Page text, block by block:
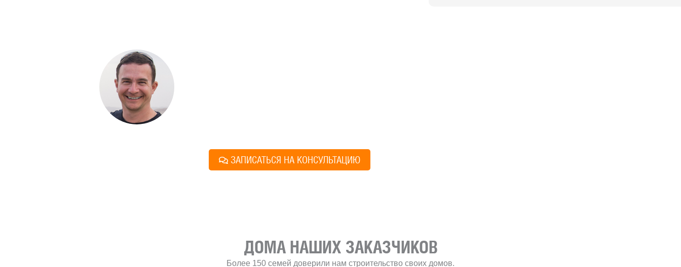
ЗАПИСАТЬСЯ НА КОНСУЛЬТАЦИЮ
ДОМА НАШИХ ЗАКАЗЧИКОВ
Более 150 семей доверили нам строительство своих домов.